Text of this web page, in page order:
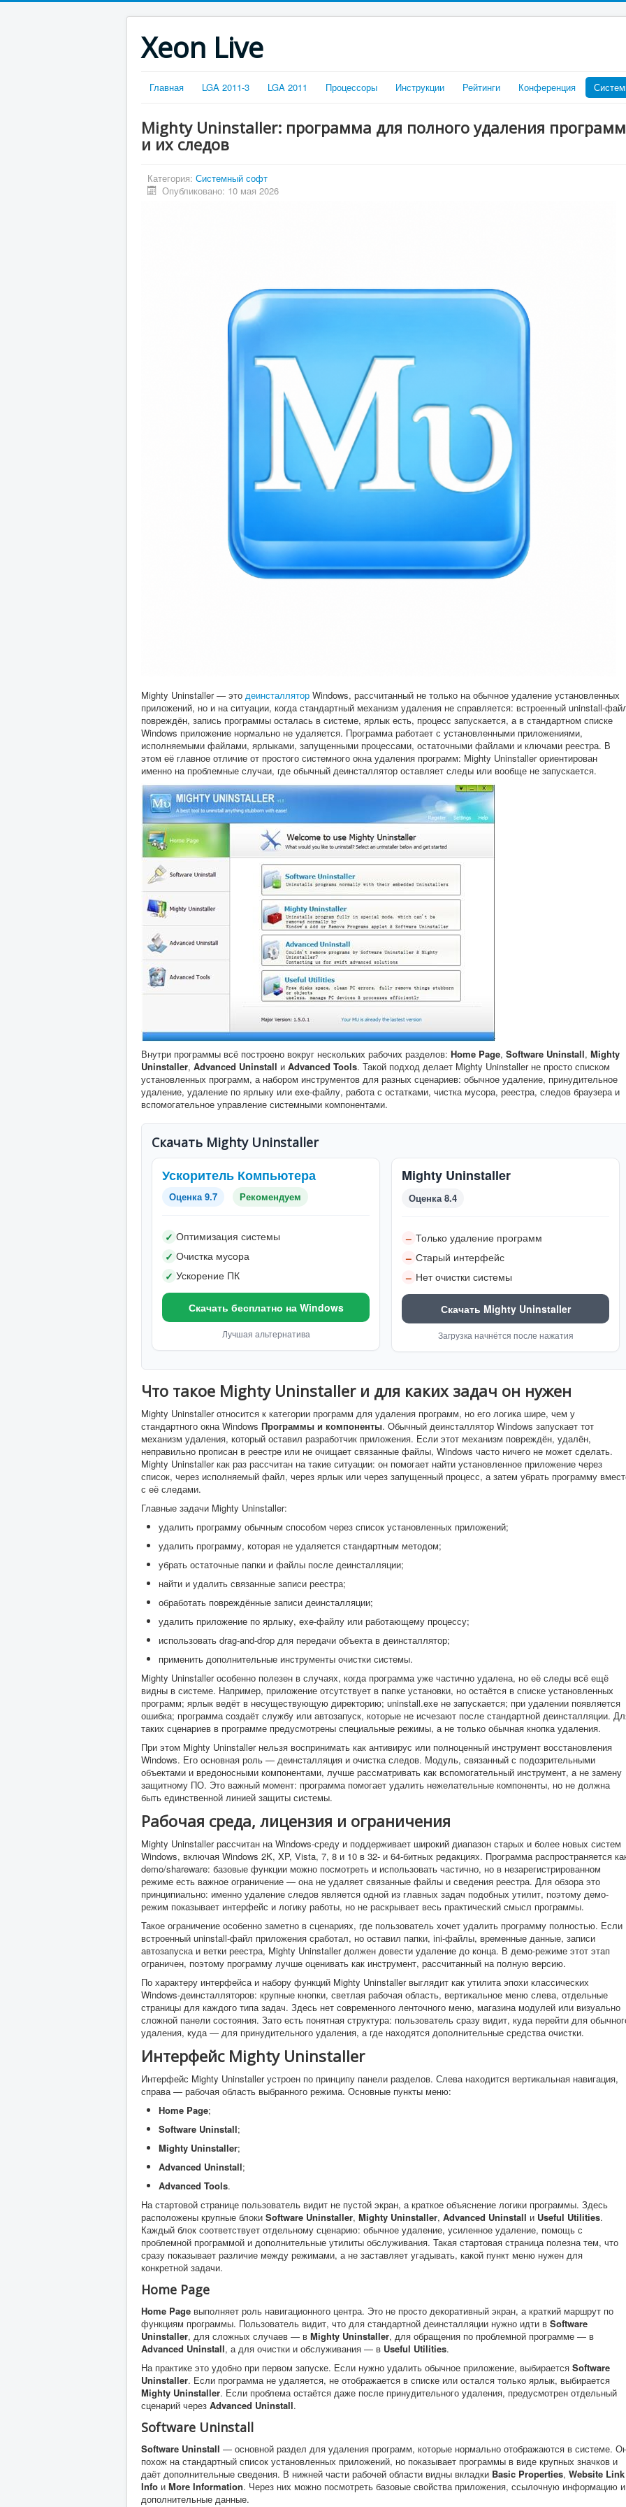
Xeon Live
Главная LGA 2011-3 LGA 2011 Процессоры Инструкции Рейтинги Конференция
Mighty Uninstaller: программа для полного удаления программ
и их следов
Категория: Системный софт
Опубликовано: 10 мая 2026
Mighty Uninstaller — это деинсталлятор Windows, рассчитанный не только на обычное удаление установленных
приложений, но и на ситуации, когда стандартный механизм удаления не справляется: встроенный uninstall-
повреждён, запись программы осталась в системе, ярлык есть, процесс запускается, а в стандартном списке
Windows приложение нормально не удаляется. Программа работает с установленными приложениями,
исполняемыми файлами, ярлыками, запущенными процессами, остаточными файлами и ключами реестра. В
этом её главное отличие от простого системного окна удаления программ: Mighty Uninstaller ориентирован
именно на проблемные случаи, где обычный деинсталлятор оставляет следы или вообще не запускается.
Внутри программы всё построено вокруг нескольких рабочих разделов: Home Page, Software Uninstall, Mighty
Uninstaller, Advanced Uninstall и Advanced Tools. Такой подход делает Mighty Uninstaller не просто списком
установленных программ, а набором инструментов для разных сценариев: обычное удаление, принудительное
удаление, удаление по ярлыку или exe-файлу, работа с остатками, чистка мусора, реестра, следов браузера и
вспомогательное управление системными компонентами.
Скачать Mighty Uninstaller
Ускоритель Компьютера
Оценка 9.7 Рекомендуем
✓ Оптимизация системы
✓ Очистка мусора
✓ Ускорение ПК
Скачать бесплатно на Windows
Лучшая альтернатива
Mighty Uninstaller
Оценка 8.4
– Только удаление программ
– Старый интерфейс
– Нет очистки системы
Скачать Mighty Uninstaller
Загрузка начнётся после нажатия
Что такое Mighty Uninstaller и для каких задач он нужен
Mighty Uninstaller относится к категории программ для удаления программ, но его логика шире, чем у
стандартного окна Windows Программы и компоненты. Обычный деинсталлятор Windows запускает тот
механизм удаления, который оставил разработчик приложения. Если этот механизм повреждён, удалён,
неправильно прописан в реестре или не очищает связанные файлы, Windows часто ничего не может сделать.
Mighty Uninstaller как раз рассчитан на такие ситуации: он помогает найти установленное приложение через
список, через исполняемый файл, через ярлык или через запущенный процесс, а затем убрать программу
с её следами.
Главные задачи Mighty Uninstaller:
удалить программу обычным способом через список установленных приложений;
удалить программу, которая не удаляется стандартным методом;
убрать остаточные папки и файлы после деинсталляции;
найти и удалить связанные записи реестра;
обработать повреждённые записи деинсталляции;
удалить приложение по ярлыку, exe-файлу или работающему процессу;
использовать drag-and-drop для передачи объекта в деинсталлятор;
применить дополнительные инструменты очистки системы.
Mighty Uninstaller особенно полезен в случаях, когда программа уже частично удалена, но её следы всё ещё
видны в системе. Например, приложение отсутствует в папке установки, но остаётся в списке установленных
программ; ярлык ведёт в несуществующую директорию; uninstall.exe не запускается; при удалении появляется
ошибка; программа создаёт службу или автозапуск, которые не исчезают после стандартной деинсталляции.
таких сценариев в программе предусмотрены специальные режимы, а не только обычная кнопка удаления.
При этом Mighty Uninstaller нельзя воспринимать как антивирус или полноценный инструмент восстановления
Windows. Его основная роль — деинсталляция и очистка следов. Модуль, связанный с подозрительными
объектами и вредоносными компонентами, лучше рассматривать как вспомогательный инструмент, а не замену
защитному ПО. Это важный момент: программа помогает удалить нежелательные компоненты, но не должна
быть единственной линией защиты системы.
Рабочая среда, лицензия и ограничения
Mighty Uninstaller рассчитан на Windows-среду и поддерживает широкий диапазон старых и более новых систем
Windows, включая Windows 2K, XP, Vista, 7, 8 и 10 в 32- и 64-битных редакциях. Программа распространяется
demo/shareware: базовые функции можно посмотреть и использовать частично, но в незарегистрированном
режиме есть важное ограничение — она не удаляет связанные файлы и сведения реестра. Для обзора это
принципиально: именно удаление следов является одной из главных задач подобных утилит, поэтому демо-
режим показывает интерфейс и логику работы, но не раскрывает весь практический смысл программы.
Такое ограничение особенно заметно в сценариях, где пользователь хочет удалить программу полностью. Если
встроенный uninstall-файл приложения сработал, но оставил папки, ini-файлы, временные данные, записи
автозапуска и ветки реестра, Mighty Uninstaller должен довести удаление до конца. В демо-режиме этот этап
ограничен, поэтому программу лучше оценивать как инструмент, рассчитанный на полную версию.
По характеру интерфейса и набору функций Mighty Uninstaller выглядит как утилита эпохи классических
Windows-деинсталляторов: крупные кнопки, светлая рабочая область, вертикальное меню слева, отдельные
страницы для каждого типа задач. Здесь нет современного ленточного меню, магазина модулей или визуально
сложной панели состояния. Зато есть понятная структура: пользователь сразу видит, куда перейти для
удаления, куда — для принудительного удаления, а где находятся дополнительные средства очистки.
Интерфейс Mighty Uninstaller
Интерфейс Mighty Uninstaller устроен по принципу панели разделов. Слева находится вертикальная навигация,
справа — рабочая область выбранного режима. Основные пункты меню:
Home Page;
Software Uninstall;
Mighty Uninstaller;
Advanced Uninstall;
Advanced Tools.
На стартовой странице пользователь видит не пустой экран, а краткое объяснение логики программы. Здесь
расположены крупные блоки Software Uninstaller, Mighty Uninstaller, Advanced Uninstall и Useful Utilities.
Каждый блок соответствует отдельному сценарию: обычное удаление, усиленное удаление, помощь с
проблемной программой и дополнительные утилиты обслуживания. Такая стартовая страница полезна тем, что
сразу показывает различие между режимами, а не заставляет угадывать, какой пункт меню нужен для
конкретной задачи.
Home Page
Home Page выполняет роль навигационного центра. Это не просто декоративный экран, а краткий маршрут по
функциям программы. Пользователь видит, что для стандартной деинсталляции нужно идти в Software
Uninstaller, для сложных случаев — в Mighty Uninstaller, для обращения по проблемной программе — в
Advanced Uninstall, а для очистки и обслуживания — в Useful Utilities.
На практике это удобно при первом запуске. Если нужно удалить обычное приложение, выбирается Software
Uninstaller. Если программа не удаляется, не отображается в списке или остался только ярлык, выбирается
Mighty Uninstaller. Если проблема остаётся даже после принудительного удаления, предусмотрен отдельный
сценарий через Advanced Uninstall.
Software Uninstall
Software Uninstall — основной раздел для удаления программ, которые нормально отображаются в системе.
похож на стандартный список установленных приложений, но показывает программы в виде крупных значков и
даёт дополнительные сведения. В нижней части рабочей области видны вкладки Basic Properties, Website Link
Info и More Information. Через них можно посмотреть базовые свойства приложения, ссылочную информацию и
дополнительные данные.